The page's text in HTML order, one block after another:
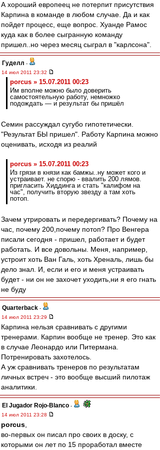
А хороший европеец не потерпит присутствия
Карпина в команде в любом случае. Да и как
пойдет процесс, еще вопрос. Хуанде Рамос
куда как в более сыгранную команду
пришел..но через месяц сыграл в "карлсона".
Гуделл -
14 июл 2011 23:32
porcus » 15.07.2011 00:23
Им вполне можно было доверить
самостоятельную работу, немножко
подождать — и результат бы пришёл
Семин рассуждал сугубо гипотетически.
"Результат БЫ пришел". Работу Карпина можно
оценивать, исходя из реалий
porcus » 15.07.2011 00:23
Из грязи в князи как бамжы..ну может кого и
устраивает. не спорю - ввалить 200 лямов.
пригласить Хиддинга и стать "калифом на
час", получить вторую звезду а там хоть
потоп.
Зачем утрировать и передергивать? Почему на
час, почему 200,почему потоп? Про Венгера
писали сегодня - пришел, работает и будет
работать. И все довольны. Меня, например,
устроит хоть Ван Галь, хоть Хреналь, лишь бы
дело знал. И, если и его и меня устраивать
будет - ни он не захочет уходить,ни я его гнать
не буду
Quarterback -
14 июл 2011 23:29
Карпина нельзя сравнивать с другими
тренерами. Карпин вообще не тренер. Это как
в случае Леонардо или Питермана.
Потренировать захотелось.
А уж сравнивать тренеров по результатам
личных встреч - это вообще высший пилотаж
аналитики.
El Jugador Rojo-Blanco -
14 июл 2011 23:28
porcus
во-первых он писал про своих в доску, с
которыми он лет по 15 проработал вместе